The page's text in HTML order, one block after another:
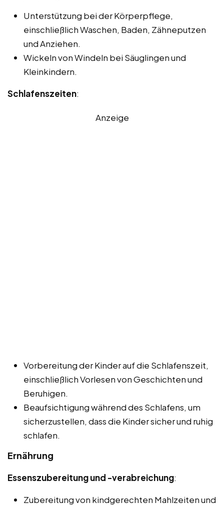
Unterstützung bei der Körperpflege,
einschließlich Waschen, Baden, Zähneputzen
und Anziehen.
Wickeln von Windeln bei Säuglingen und
Kleinkindern.
Schlafenszeiten:
Anzeige
Vorbereitung der Kinder auf die Schlafenszeit,
einschließlich Vorlesen von Geschichten und
Beruhigen.
Beaufsichtigung während des Schlafens, um
sicherzustellen, dass die Kinder sicher und ruhig
schlafen.
Ernährung
Essenszubereitung und -verabreichung:
Zubereitung von kindgerechten Mahlzeiten und